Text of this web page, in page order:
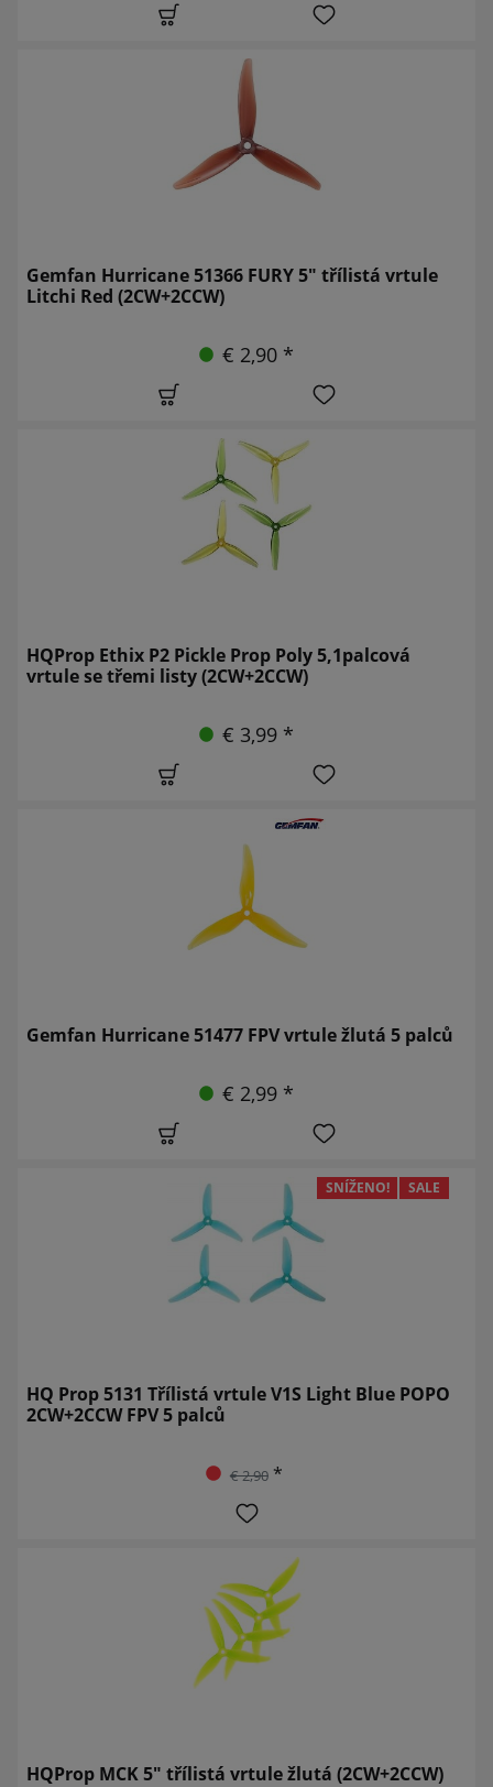
Gemfan Hurricane 51366 FURY 5" třílistá vrtule
Litchi Red (2CW+2CCW)
€ 2,90 *
HQProp Ethix P2 Pickle Prop Poly 5,1palcová
vrtule se třemi listy (2CW+2CCW)
€ 3,99 *
Gemfan Hurricane 51477 FPV vrtule žlutá 5 palců
€ 2,99 *
SNÍŽENO! SALE
HQ Prop 5131 Třílistá vrtule V1S Light Blue POPO
2CW+2CCW FPV 5 palců
€ 2,90*
HQProp MCK 5" třílistá vrtule žlutá (2CW+2CCW)